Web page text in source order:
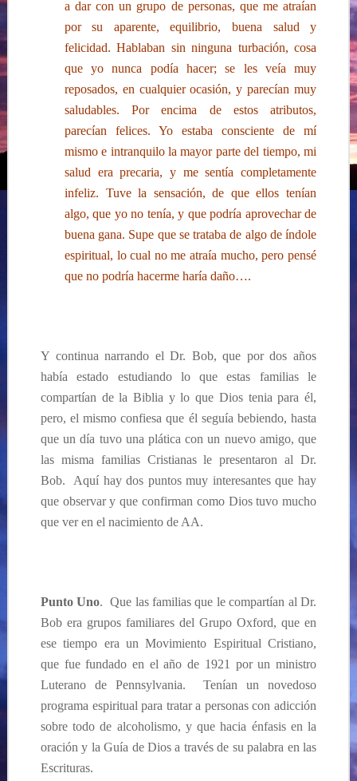
a dar con un grupo de personas, que me atraían
por su aparente, equilibrio, buena salud y
felicidad. Hablaban sin ninguna turbación, cosa
que yo nunca podía hacer; se les veía muy
reposados, en cualquier ocasión, y parecían muy
saludables. Por encima de estos atributos,
parecían felices. Yo estaba consciente de mí
mismo e intranquilo la mayor parte del tiempo, mi
salud era precaria, y me sentía completamente
infeliz. Tuve la sensación, de que ellos tenían
algo, que yo no tenía, y que podría aprovechar de
buena gana. Supe que se trataba de algo de índole
espiritual, lo cual no me atraía mucho, pero pensé
que no podría hacerme haría daño….
Y continua narrando el Dr. Bob, que por dos años
había estado estudiando lo que estas familias le
compartían de la Biblia y lo que Dios tenia para él,
pero, el mismo confiesa que él seguía bebiendo, hasta
que un día tuvo una plática con un nuevo amigo, que
las misma familias Cristianas le presentaron al Dr.
Bob. Aquí hay dos puntos muy interesantes que hay
que observar y que confirman como Dios tuvo mucho
que ver en el nacimiento de AA.
Punto Uno. Que las familias que le compartían al Dr.
Bob era grupos familiares del Grupo Oxford, que en
ese tiempo era un Movimiento Espiritual Cristiano,
que fue fundado en el año de 1921 por un ministro
Luterano de Pennsylvania. Tenían un novedoso
programa espiritual para tratar a personas con adicción
sobre todo de alcoholismo, y que hacia énfasis en la
oración y la Guía de Dios a través de su palabra en las
Escrituras.